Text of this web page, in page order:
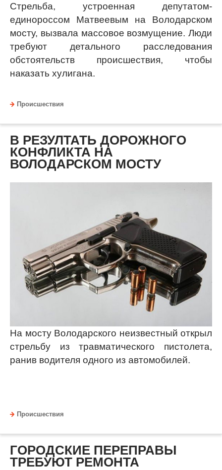
Стрельба, устроенная депутатом-
единороссом Матвеевым на Володарском
мосту, вызвала массовое возмущение. Люди
требуют детального расследования
обстоятельств происшествия, чтобы
наказать хулигана.
Происшествия
В РЕЗУЛТАТЬ ДОРОЖНОГО
КОНФЛИКТА НА
ВОЛОДАРСКОМ МОСТУ
На мосту Володарского неизвестный открыл
стрельбу из травматического пистолета,
ранив водителя одного из автомобилей.
Происшествия
ГОРОДСКИЕ ПЕРЕПРАВЫ
ТРЕБУЮТ РЕМОНТА